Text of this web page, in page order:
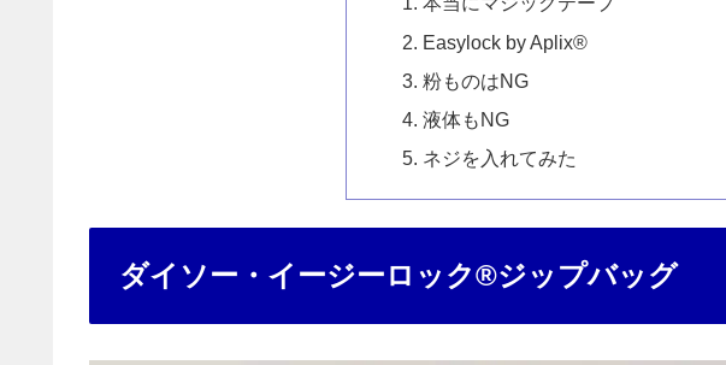
Easylock by Aplix®
粉ものはNG
液体もNG
ネジを入れてみた
ダイソー・イージーロック®ジップバッグ